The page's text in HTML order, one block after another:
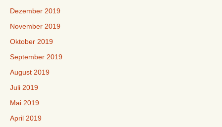
Dezember 2019
November 2019
Oktober 2019
September 2019
August 2019
Juli 2019
Mai 2019
April 2019